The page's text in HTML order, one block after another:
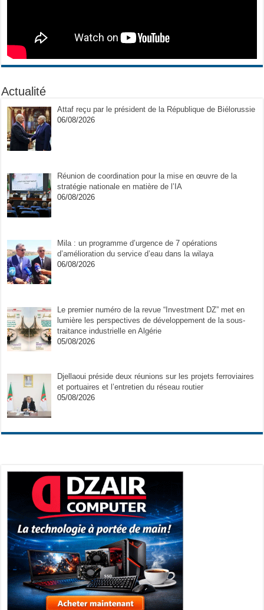
Actualité
Attaf reçu par le président de la République de Biélorussie
06/08/2026
Réunion de coordination pour la mise en œuvre de la
stratégie nationale en matière de l’IA
06/08/2026
Mila : un programme d’urgence de 7 opérations
d’amélioration du service d’eau dans la wilaya
06/08/2026
Le premier numéro de la revue “Investment DZ” met en
lumière les perspectives de développement de la sous-
traitance industrielle en Algérie
05/08/2026
Djellaoui préside deux réunions sur les projets ferroviaires
et portuaires et l’entretien du réseau routier
05/08/2026